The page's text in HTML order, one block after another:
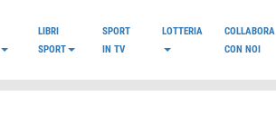
LIBRI
SPORT
SPORT
IN TV
LOTTERIA
COLLABORA
CON NOI